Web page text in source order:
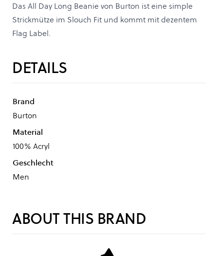
Das All Day Long Beanie von Burton ist eine simple
Strickmütze im Slouch Fit und kommt mit dezentem
Flag Label.
DETAILS
Brand
Burton
Material
100% Acryl
Geschlecht
Men
ABOUT THIS BRAND